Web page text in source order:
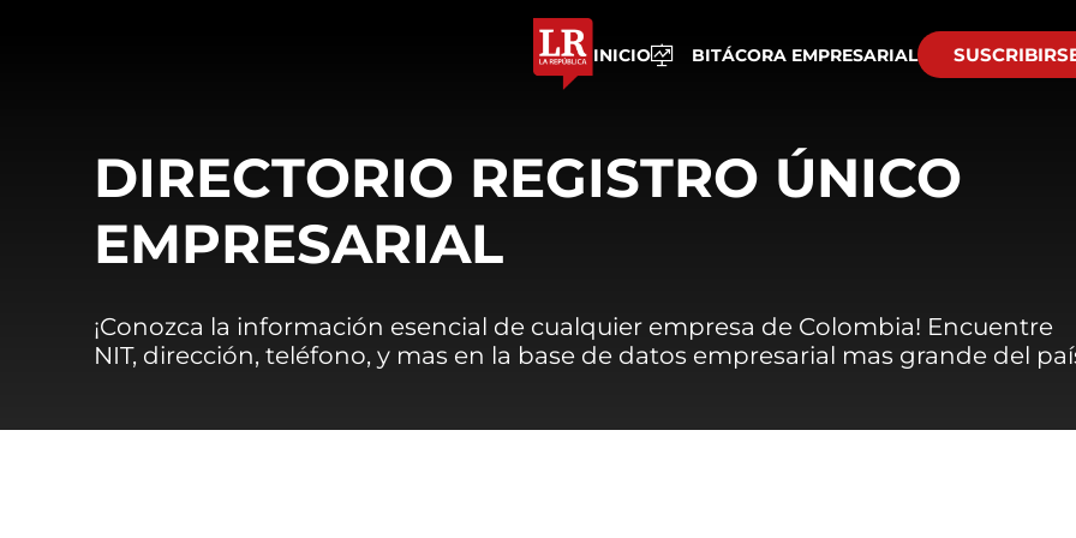
INICIO BITÁCORA EMPRESARIAL
DIRECTORIO REGISTRO ÚNICO
EMPRESARIAL
¡Conozca la información esencial de cualquier empresa de Colombia! Encuentre
NIT, dirección, teléfono, y mas en la base de datos empresarial mas grande del